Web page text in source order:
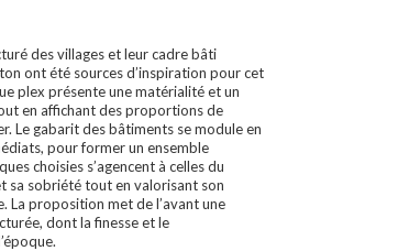
des villages et leur cadre bâti
ont été sources d’inspiration pour cet
plex présente une matérialité et un
en affichant des proportions de
Le gabarit des bâtiments se module en
pour former un ensemble
choisies s’agencent à celles du
sa sobriété tout en valorisant son
La proposition met de l’avant une
dont la finesse et le